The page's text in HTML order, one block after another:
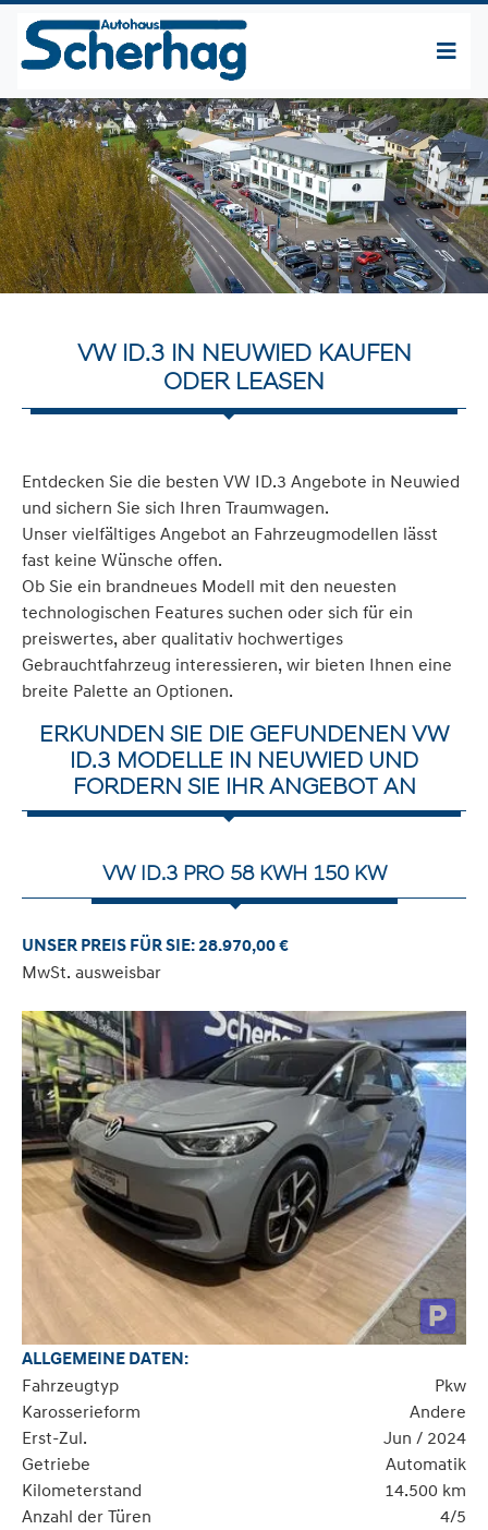
VW ID.3 IN NEUWIED KAUFEN
ODER LEASEN
Entdecken Sie die besten VW ID.3 Angebote in Neuwied
und sichern Sie sich Ihren Traumwagen.
Unser vielfältiges Angebot an Fahrzeugmodellen lässt
fast keine Wünsche offen.
Ob Sie ein brandneues Modell mit den neuesten
technologischen Features suchen oder sich für ein
preiswertes, aber qualitativ hochwertiges
Gebrauchtfahrzeug interessieren, wir bieten Ihnen eine
breite Palette an Optionen.
ERKUNDEN SIE DIE GEFUNDENEN VW
ID.3 MODELLE IN NEUWIED UND
FORDERN SIE IHR ANGEBOT AN
VW ID.3 PRO 58 KWH 150 KW
UNSER PREIS FÜR SIE: 28.970,00 €
MwSt. ausweisbar
ALLGEMEINE DATEN:
Fahrzeugtyp
Pkw
Karosserieform
Andere
Erst-Zul.
Jun / 2024
Getriebe
Automatik
Kilometerstand
14.500 km
Anzahl der Türen
4/5